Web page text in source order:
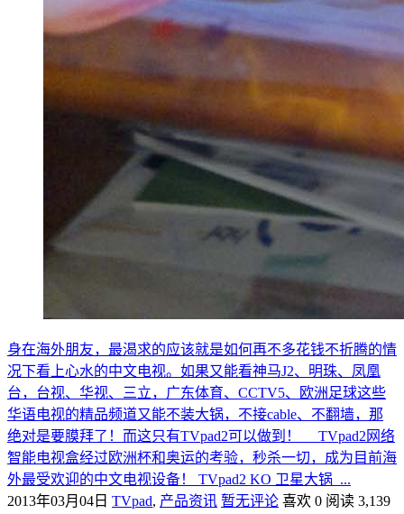
身在海外朋友，最渴求的应该就是如何再不多花钱不折腾的情
况下看上心水的中文电视。如果又能看神马J2、明珠、凤凰
台，台视、华视、三立，广东体育、CCTV5、欧洲足球这些
华语电视的精品频道又能不装大锅，不接cable、不翻墙，那
绝对是要膜拜了！而这只有TVpad2可以做到！ TVpad2网络
智能电视盒经过欧洲杯和奥运的考验，秒杀一切，成为目前海
外最受欢迎的中文电视设备！ TVpad2 KO 卫星大锅 ...
2013年03月04日 TVpad, 产品资讯 暂无评论 喜欢 0 阅读 3,139